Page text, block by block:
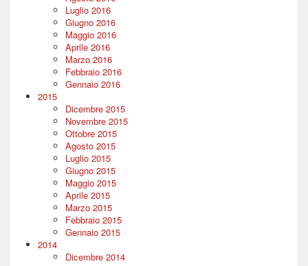
Luglio 2016
Giugno 2016
Maggio 2016
Aprile 2016
Marzo 2016
Febbraio 2016
Gennaio 2016
2015
Dicembre 2015
Novembre 2015
Ottobre 2015
Agosto 2015
Luglio 2015
Giugno 2015
Maggio 2015
Aprile 2015
Marzo 2015
Febbraio 2015
Gennaio 2015
2014
Dicembre 2014